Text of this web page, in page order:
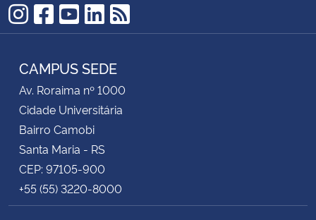
Advocacia-Geral da União
Planalto
Instagram
Facebook
YouTube
LinkedIn
RSS
CAMPUS SEDE
Av. Roraima nº 1000
Cidade Universitária
Bairro Camobi
Santa Maria - RS
CEP: 97105-900
+55 (55) 3220-8000